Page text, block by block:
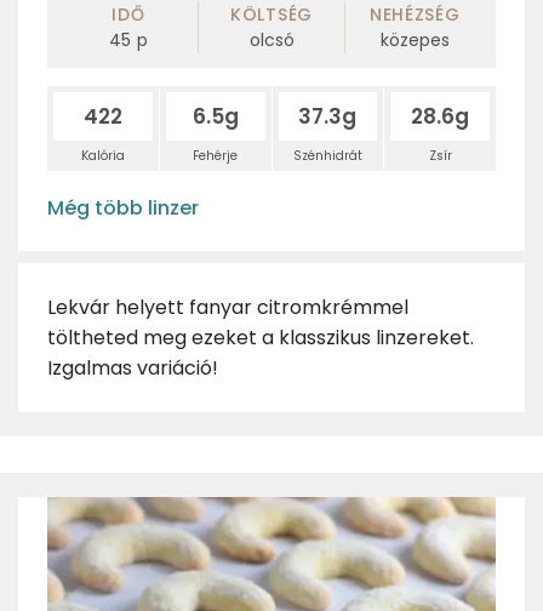
IDŐ
45 p
KÖLTSÉG
olcsó
NEHÉZSÉG
közepes
422
Kalória
6.5g
Fehérje
37.3g
Szénhidrát
28.6g
Zsír
Még több linzer
Lekvár helyett fanyar citromkrémmel
töltheted meg ezeket a klasszikus linzereket.
Izgalmas variáció!